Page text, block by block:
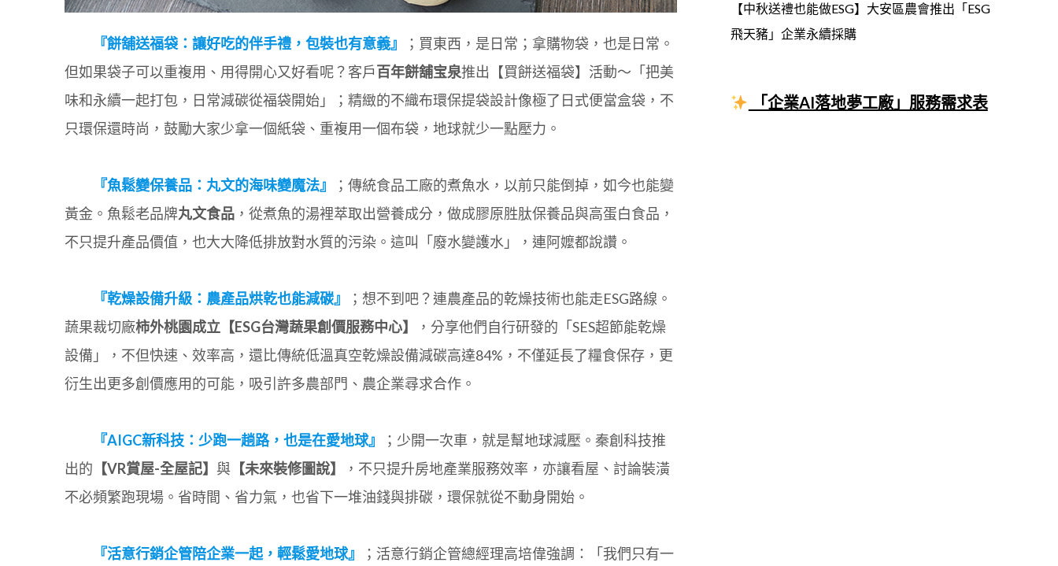
『餅舖送福袋：讓好吃的伴手禮，包裝也有意義』
；買東西，是日常；拿購物袋，也是日常。
但如果袋子可以重複用、用得開心又好看呢？客戶百年餅舖宝泉推出【買餅送福袋】活動～「把美
味和永續一起打包，日常減碳從福袋開始」；精緻的不織布環保提袋設計像極了日式便當盒袋，不
只環保還時尚，鼓勵大家少拿一個紙袋、重複用一個布袋，地球就少一點壓力。
『魚鬆變保養品：丸文的海味變魔法』
；傳統食品工廠的煮魚水，以前只能倒掉，如今也能變
黃金。魚鬆老品牌丸文食品 ，從煮魚的湯裡萃取出營養成分，做成膠原胜肽保養品與高蛋白食品，
不只提升產品價值，也大大降低排放對水質的污染。這叫「廢水變護水」，連阿嬤都說讚。
『乾燥設備升級：農產品烘乾也能減碳』
；想不到吧？連農產品的乾燥技術也能走ESG路線。
蔬果裁切廠柿外桃園成立【ESG台灣蔬果創價服務中心】
，分享他們自行研發的「SES超節能乾燥
設備」，不但快速、效率高，還比傳統低溫真空乾燥設備減碳高達84%，不僅延長了糧食保存，更
衍生出更多創價應用的可能，吸引許多農部門、農企業尋求合作。
『AIGC新科技：少跑一趟路，也是在愛地球』
；少開一次車，就是幫地球減壓。秦創科技推
出的 【VR賞屋-全屋記】 與 【未來裝修圖說】
，不只提升房地產業服務效率，亦讓看屋、討論裝潢
不必頻繁跑現場。省時間、省力氣，也省下一堆油錢與排碳，環保就從不動身開始。
『活意行銷企管陪企業一起，輕鬆愛地球』
；活意行銷企管總經理高培偉強調：「我們只有一
【中秋送禮也能做ESG】大安區農會推出「ESG
飛天豬」企業永續採購
「企業AI落地夢工廠」服務需求表